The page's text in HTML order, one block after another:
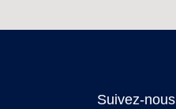
Suivez-nous